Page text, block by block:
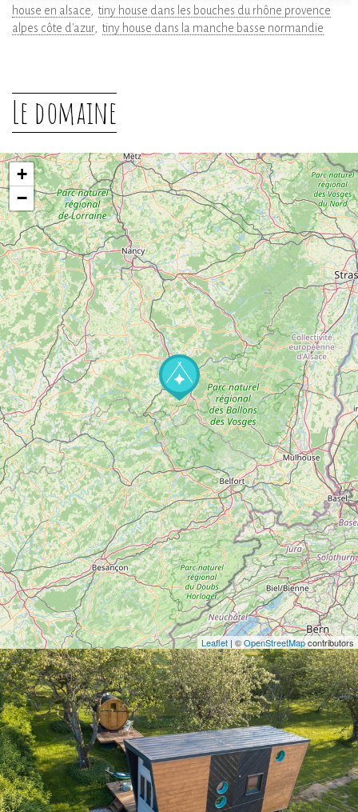
house en alsace
tiny house dans les bouches du rhône provence
alpes côte d'azur
tiny house dans la manche basse normandie
Le domaine
+
−
Leaflet | ©OpenStreetMapcontributors